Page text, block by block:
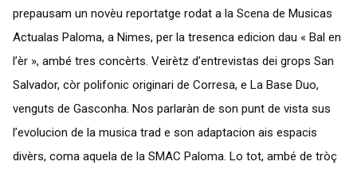
prepausam un novèu reportatge rodat a la Scena de Musicas
Actualas Paloma, a Nimes, per la tresenca edicion dau « Bal en
l’èr », ambé tres concèrts. Veirètz d’entrevistas dei grops San
Salvador, còr polifonic originari de Corresa, e La Base Duo,
venguts de Gasconha. Nos parlaràn de son punt de vista sus
l’evolucion de la musica trad e son adaptacion ais espacis
divèrs, coma aquela de la SMAC Paloma. Lo tot, ambé de tròç